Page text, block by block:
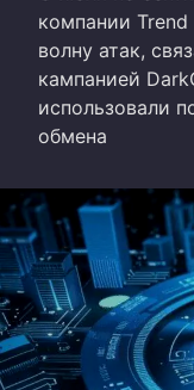
компании
волну атак,
кампанией
использовали
обмена